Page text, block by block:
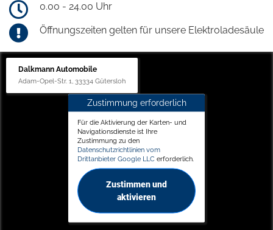
0.00 - 24.00 Uhr
Öffnungszeiten gelten für unsere Elektroladesäule
Dalkmann Automobile
Adam-Opel-Str. 1, 33334 Gütersloh
Zustimmung erforderlich
Für die Aktivierung der Karten- und
Navigationsdienste ist Ihre
Zustimmung zu den
Datenschutzrichtlinien vom
Drittanbieter Google LLC erforderlich.
Zustimmen und
aktivieren